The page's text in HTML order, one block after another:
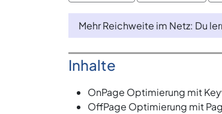
Mehr Reichweite im Netz: Du
Inhalte
OnPage Optimierung mit
OffPage Optimierung mit